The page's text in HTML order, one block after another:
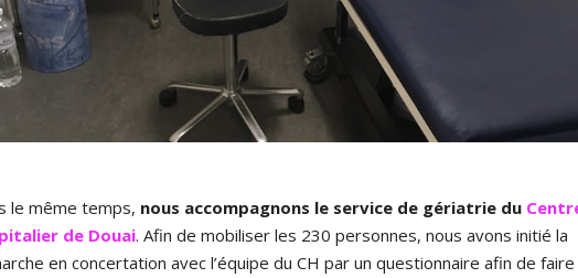
le même temps, nous accompagnons le service de gériatrie du
de Douai. Afin de mobiliser les 230 personnes, nous avons initié la
en concertation avec l’équipe du CH par un questionnaire afin de faire